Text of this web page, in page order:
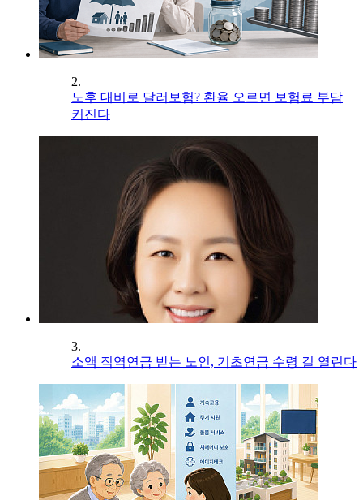
2.
노후 대비로 달러보험? 환율 오르면 보험료 부담
커진다
3.
소액 직역연금 받는 노인, 기초연금 수령 길 열린다